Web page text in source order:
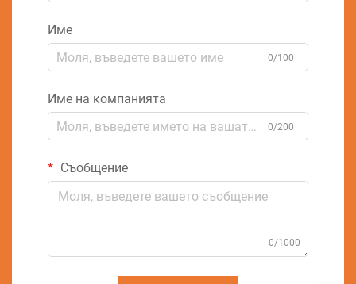
Име
0/100
Име на компанията
0/200
Съобщение
0/1000